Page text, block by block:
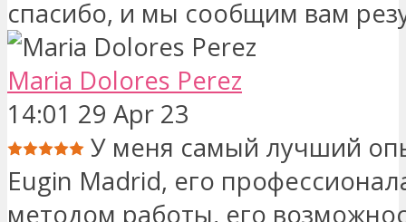
спасибо, и мы сообщим вам
Maria Dolores Perez
14:01 29 Apr 23
У меня самый лучший
Eugin Madrid, его
методом работы, его